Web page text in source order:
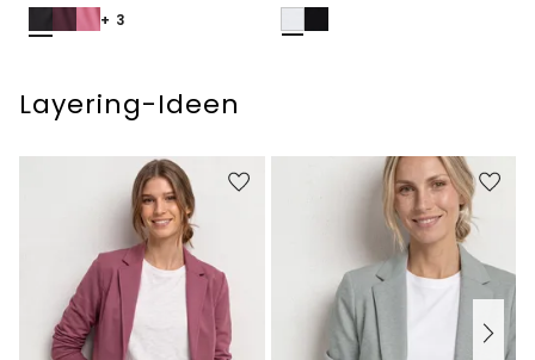
+ 3
Layering-Ideen